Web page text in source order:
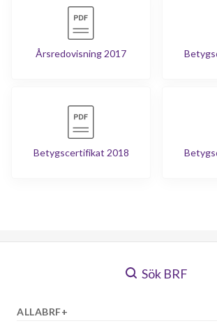
Årsredovisning 2017
Betygscertifikat 2018
Sök BRF
ALLABRF+